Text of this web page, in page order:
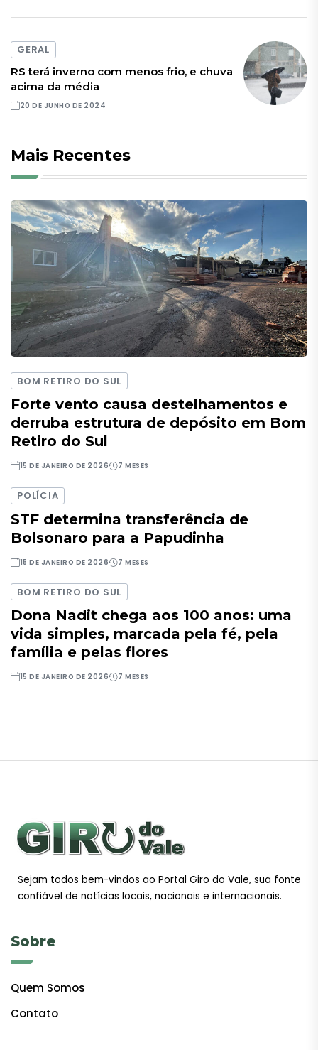
GERAL
RS terá inverno com menos frio, e chuva
acima da média
20 DE JUNHO DE 2024
Mais Recentes
BOM RETIRO DO SUL
Forte vento causa destelhamentos e
derruba estrutura de depósito em Bom
Retiro do Sul
15 DE JANEIRO DE 2026 7 MESES
POLÍCIA
STF determina transferência de
Bolsonaro para a Papudinha
15 DE JANEIRO DE 2026 7 MESES
BOM RETIRO DO SUL
Dona Nadit chega aos 100 anos: uma
vida simples, marcada pela fé, pela
família e pelas flores
15 DE JANEIRO DE 2026 7 MESES
Sejam todos bem-vindos ao Portal Giro do Vale, sua fonte
confiável de notícias locais, nacionais e internacionais.
Sobre
Quem Somos
Contato